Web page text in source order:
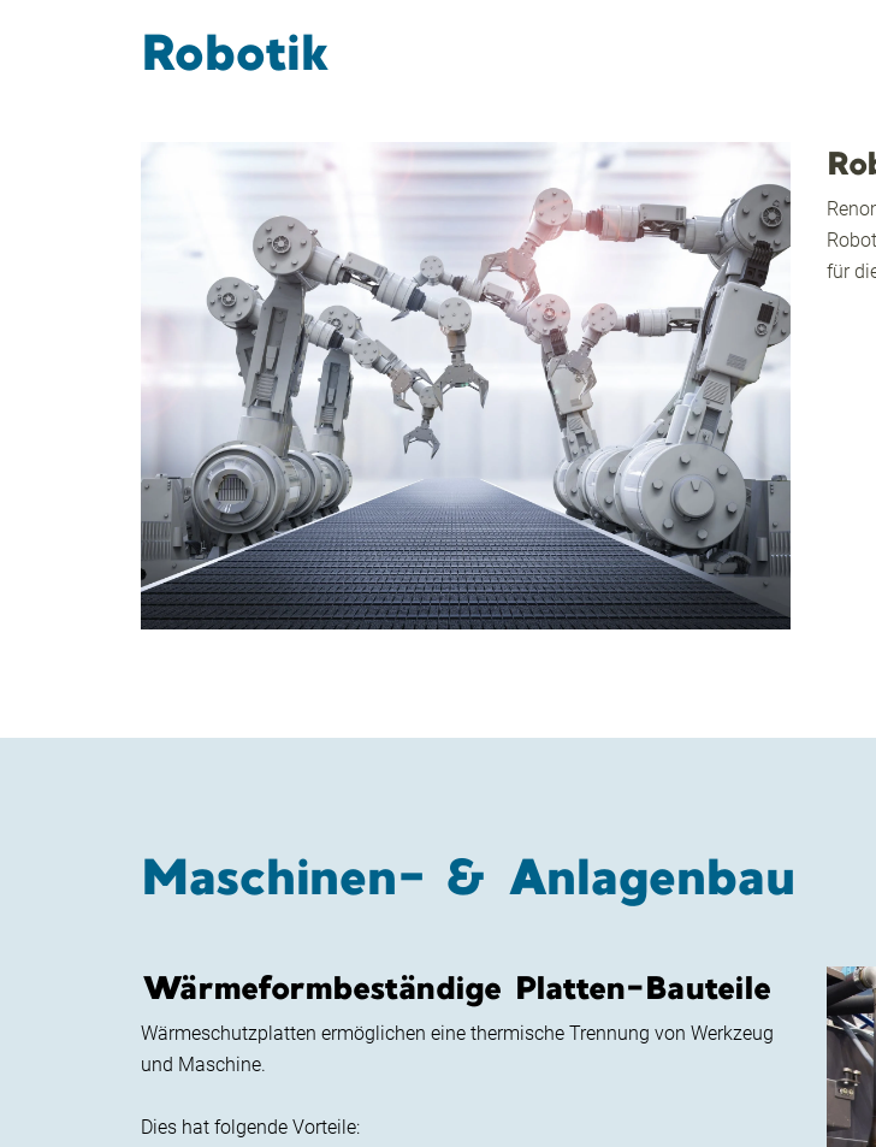
Robotik
für
Maschinen- & Anlagenbau
Wärmeformbeständige Platten-Bauteile
Wärmeschutzplatten ermöglichen eine thermische Trennung von Werkzeug
und Maschine.
Dies hat folgende Vorteile: